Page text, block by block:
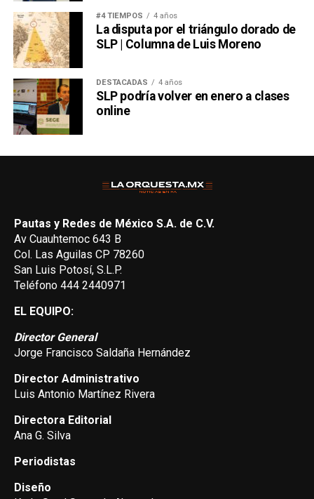
#4 TIEMPOS 4 años
La disputa por el triángulo dorado de
SLP | Columna de Luis Moreno
DESTACADAS 4 años
SLP podría volver en enero a clases
online
Pautas y Redes de México S.A. de C.V.
Av Cuauhtemoc 643 B
Col. Las Aguilas CP 78260
San Luis Potosí, S.L.P.
Teléfono 444 2440971
EL EQUIPO:
Director General
Jorge Francisco Saldaña Hernández
Director Administrativo
Luis Antonio Martínez Rivera
Directora Editorial
Ana G. Silva
Periodistas
Diseño